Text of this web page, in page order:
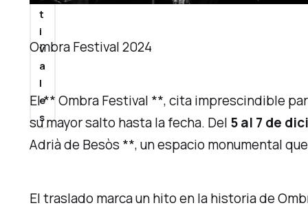
Ombra Festival 2024
El ** Ombra Festival **, cita imprescindible
su mayor salto hasta la fecha. Del 5 al 7 de
Adrià de Besòs **, un espacio monumental
El traslado marca un hito en la historia de
t
i
v
a
l
e
s